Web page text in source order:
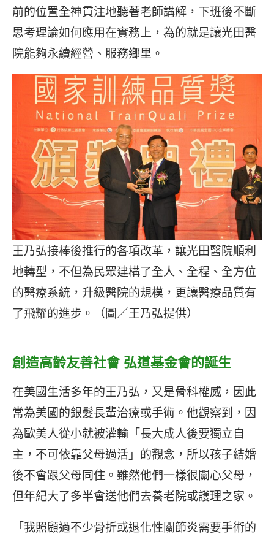
前的位置全神貫注地聽著老師講解，下班後不斷
思考理論如何應用在實務上，為的就是讓光田醫
院能夠永續經營、服務鄉里。
王乃弘接棒後推行的各項改革，讓光田醫院順利
地轉型，不但為民眾建構了全人、全程、全方位
的醫療系統，升級醫院的規模，更讓醫療品質有
了飛耀的進步。（圖／王乃弘提供）
創造高齡友善社會 弘道基金會的誕生
在美國生活多年的王乃弘，又是骨科權威，因此
常為美國的銀髮長輩治療或手術。他觀察到，因
為歐美人從小就被灌輸「長大成人後要獨立自
主，不可依靠父母過活」的觀念，所以孩子結婚
後不會跟父母同住。雖然他們一樣很關心父母，
但年紀大了多半會送他們去養老院或護理之家。
「我照顧過不少骨折或退化性關節炎需要手術的